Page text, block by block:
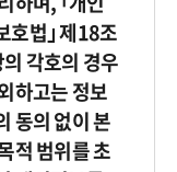
호법｣ 제18조
각호의 경우
하고는 정보
동의 없이 본
적 범위를 초